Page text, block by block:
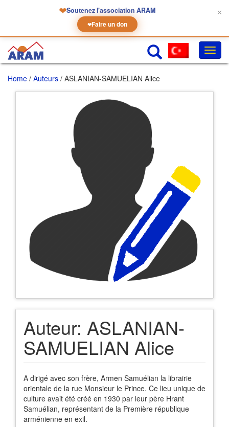
❤Soutenez l'association ARAM
❤Faire un don
✕
Home / Auteurs / ASLANIAN-SAMUELIAN Alice
Auteur: ASLANIAN-
SAMUELIAN Alice
A dirigé avec son frère, Armen Samuélian la librairie
orientale de la rue Monsieur le Prince. Ce lieu unique de
culture avait été créé en 1930 par leur père Hrant
Samuélian, représentant de la Première république
arménienne en exil.